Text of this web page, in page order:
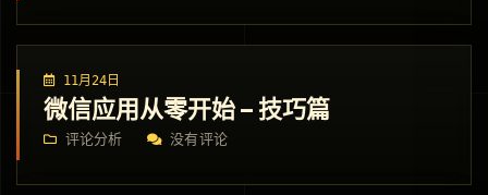
11月24日
微信应用从零开始 – 技巧篇
评论分析 没有评论